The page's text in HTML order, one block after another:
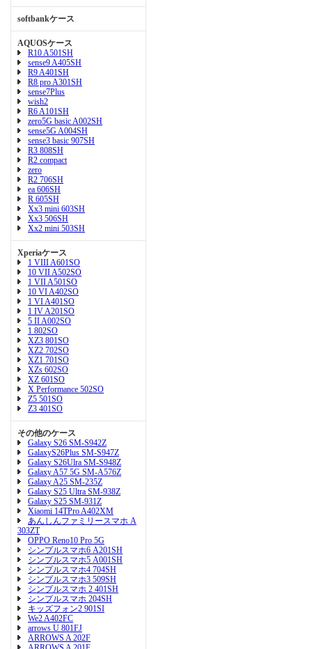
softbankケース
AQUOSケース
R10 A501SH
sense9 A405SH
R9 A401SH
R8 pro A301SH
sense7Plus
wish2
R6 A101SH
zero5G basic A002SH
sense5G A004SH
sense3 basic 907SH
R3 808SH
R2 compact
zero
R2 706SH
ea 606SH
R 605SH
Xx3 mini 603SH
Xx3 506SH
Xx2 mini 503SH
Xperiaケース
1 VIII A601SO
10 VII A502SO
1 VII A501SO
10 VI A402SO
1 VI A401SO
1 IV A201SO
5 II A002SO
1 802SO
XZ3 801SO
XZ2 702SO
XZ1 701SO
XZs 602SO
XZ 601SO
X Performance 502SO
Z5 501SO
Z3 401SO
その他のケース
Galaxy S26 SM-S942Z
GalaxyS26Plus SM-S947Z
Galaxy S26Ulra SM-S948Z
Galaxy A57 5G SM-A576Z
Galaxy A25 SM-235Z
Galaxy S25 Ultra SM-938Z
Galaxy S25 SM-931Z
Xiaomi 14TPro A402XM
あんしんファミリースマホ A
303ZT
OPPO Reno10 Pro 5G
シンプルスマホ6 A201SH
シンプルスマホ5 A001SH
シンプルスマホ4 704SH
シンプルスマホ3 509SH
シンプルスマホ 2 401SH
シンプルスマホ 204SH
キッズフォン2 901SI
We2 A402FC
arrows U 801FJ
ARROWS A 202F